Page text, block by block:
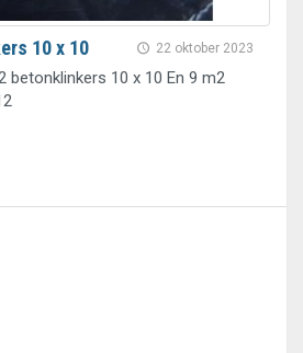
22 oktober 2023
10 x 10
betonklinkers 10 x 10 En 9 m2